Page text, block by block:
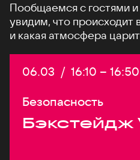
Пообщаемся с гостями
увидим, что происходит
и какая атмосфера царит
Дата:
06.03 / Начало:
16:10 – 16:50
Безопасность
Бэкстейдж